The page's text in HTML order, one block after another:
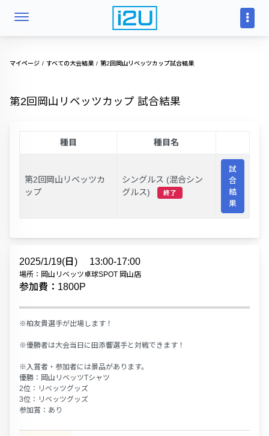
マイページ すべての大会結果 第2回岡山リベッツカップ試合結果
第2回岡山リベッツカップ 試合結果
種目 種目名
第2回岡山リベッツカ
ップ
シングルス (混合シン
グルス)
終了
試
合
結
果
2025/1/19(日) 13:00-17:00
場所：岡山リベッツ卓球SPOT 岡山店
参加費：1800P
※柏友貴選手が出場します！
※優勝者は大会当日に田添響選手と対戦できます！
※入賞者・参加者には景品があります。
優勝：岡山リベッツTシャツ
2位：リベッツグッズ
3位：リベッツグッズ
参加賞：あり